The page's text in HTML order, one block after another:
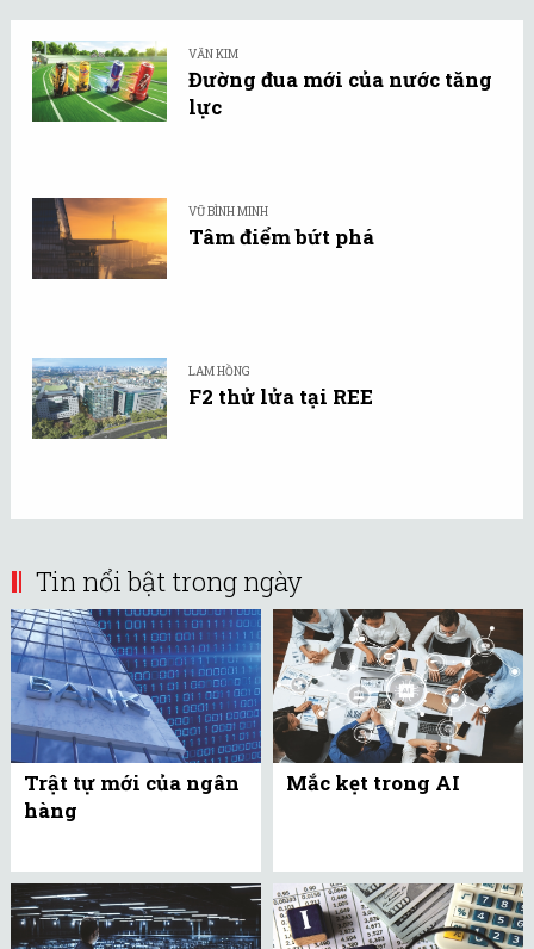
VĂN KIM
Đường đua mới của nước tăng
lực
VŨ BÌNH MINH
Tâm điểm bứt phá
LAM HỒNG
F2 thử lửa tại REE
Tin nổi bật trong ngày
Trật tự mới của ngân
hàng
Mắc kẹt trong AI